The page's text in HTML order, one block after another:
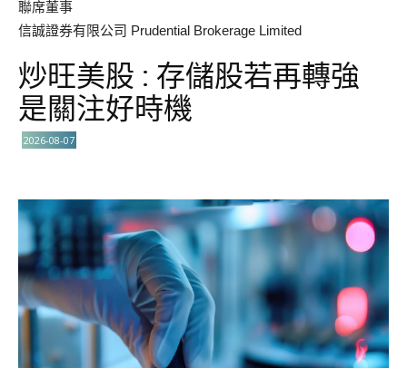
聯席董事
信誠證券有限公司 Prudential Brokerage Limited
炒旺美股 : 存儲股若再轉強
是關注好時機
2026-08-07